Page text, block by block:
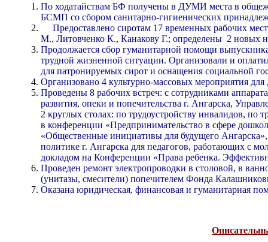
По ходатайствам БФ получены в ДУМИ места в
БСМП со сбором санитарно-гигиенических
Предоставлено сиротам 17 временных рабочих
М., Литовченко К., Канакову Г.; определены 2 новых
Продолжается сбор гуманитарной помощи
трудной жизненной ситуации. Организовали и
для патронируемых сирот и оснащения социальной
Организовано 4 культурно-массовых мероприятия
Проведены 8 рабочих встреч: с сотрудниками
развития, опеки и попечительства г. Ангарска,
2 круглых столах: по трудоустройству инвалидов, по
в конференции «Предпринимательство в сфере
«Общественные инициативы для будущего
политике г. Ангарска для педагогов, работающих с
докладом на Конференции «Права ребенка.
Проведен ремонт электропроводки в столовой, в
(унитазы, смесители) попечителем Фонда
Оказана юридическая, финансовая и гуманитарная